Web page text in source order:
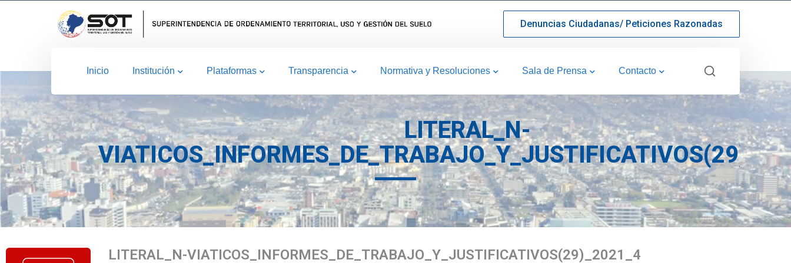
Denuncias Ciudadanas/ Peticiones Razonadas
Inicio Institución Plataformas Transparencia Normativa y Resoluciones Sala de Prensa Contacto
LITERAL_N-
LITERAL_N-VIATICOS_INFORMES_DE_TRABAJO_Y_JUSTIFICATIVOS(29)_2021_4